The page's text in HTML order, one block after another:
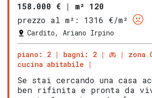
158.000 € | m² 120
prezzo al m²:
1316 €/m²
Cardito, Ariano Irpino
piano: 2 bagni: 2
zona
cucina abitabile
Se stai cercando una casa
ben rifinita e pronta da